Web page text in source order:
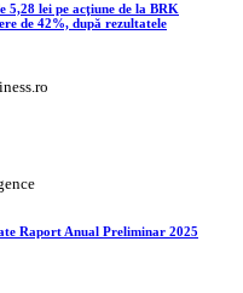
5,28 lei pe acţiune de la BRK
de 42%, după rezultatele
Raport Anual Preliminar 2025